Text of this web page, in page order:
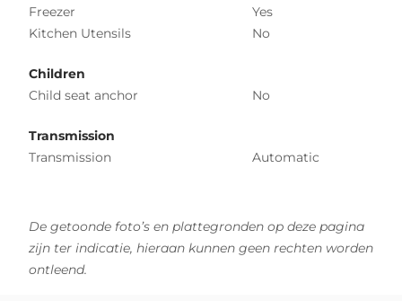
Freezer
Yes
Kitchen Utensils
No
Children
Child seat anchor
No
Transmission
Transmission
Automatic
De getoonde foto’s en plattegronden op deze pagina
zijn ter indicatie, hieraan kunnen geen rechten worden
ontleend.